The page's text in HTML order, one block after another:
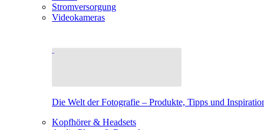
Stromversorgung
Videokameras
Die Welt der Fotografie – Produkte, Tipps und
Kopfhörer & Headsets